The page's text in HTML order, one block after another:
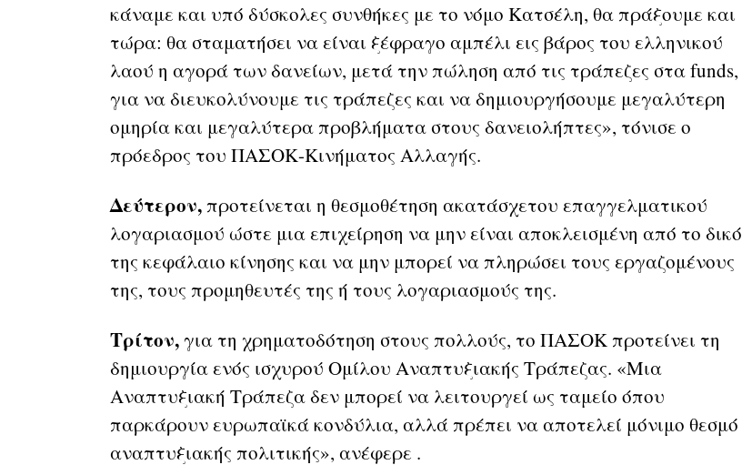
κάναμε και υπό δύσκολες συνθήκες με το νόμο Κατσέλη, θα πράξουμε και
τώρα: θα σταματήσει να είναι ξέφραγο αμπέλι εις βάρος του ελληνικού
λαού η αγορά των δανείων, μετά την πώληση από τις τράπεζες στα funds,
για να διευκολύνουμε τις τράπεζες και να δημιουργήσουμε μεγαλύτερη
ομηρία και μεγαλύτερα προβλήματα στους δανειολήπτες», τόνισε ο
πρόεδρος του ΠΑΣΟΚ-Κινήματος Αλλαγής.
Δεύτερον,προτείνεται η θεσμοθέτηση ακατάσχετου επαγγελματικού
λογαριασμού ώστε μια επιχείρηση να μην είναι αποκλεισμένη από το δικό
της κεφάλαιο κίνησης και να μην μπορεί να πληρώσει τους εργαζομένους
της, τους προμηθευτές της ή τους λογαριασμούς της.
Τρίτον,για τη χρηματοδότηση στους πολλούς, το ΠΑΣΟΚ προτείνει τη
δημιουργία ενός ισχυρού Ομίλου Αναπτυξιακής Τράπεζας. «Μια
Αναπτυξιακή Τράπεζα δεν μπορεί να λειτουργεί ως ταμείο όπου
παρκάρουν ευρωπαϊκά κονδύλια, αλλά πρέπει να αποτελεί μόνιμο θεσμό
αναπτυξιακής πολιτικής», ανέφερε .